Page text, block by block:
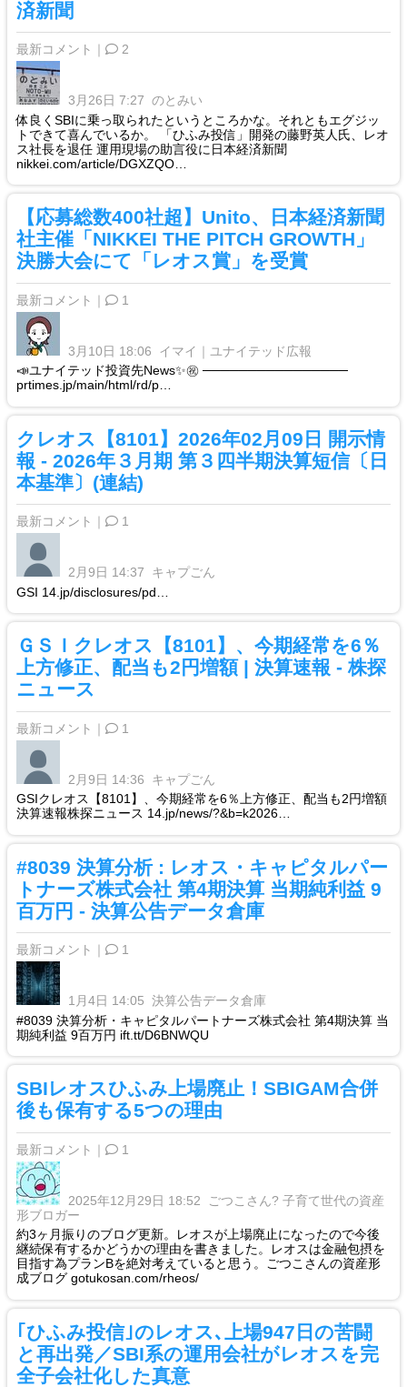
済新聞
最新コメント｜ 2
3月26日 7:27 のとみい
体良くSBIに乗っ取られたというところかな。それともエグジッ
トできて喜んでいるか。 「ひふみ投信」開発の藤野英人氏、レオ
ス社長を退任 運用現場の助言役に日本経済新聞
nikkei.com/article/DGXZQO…
【応募総数400社超】Unito、日本経済新聞
社主催「NIKKEI THE PITCH GROWTH」
決勝大会にて「レオス賞」を受賞
最新コメント｜ 1
3月10日 18:06
イマイ｜ユナイテッド広報
📣ユナイテッド投資先News✨㊗️ ────────────────
prtimes.jp/main/html/rd/p…
クレオス【8101】2026年02月09日 開示情
報 - 2026年３月期 第３四半期決算短信〔日
本基準〕(連結)
最新コメント｜ 1
2月9日 14:37
キャプごん
GSI 14.jp/disclosures/pd…
ＧＳＩクレオス【8101】、今期経常を6％
上方修正、配当も2円増額 | 決算速報 - 株探
ニュース
最新コメント｜ 1
2月9日 14:36
キャプごん
GSIクレオス【8101】、今期経常を6％上方修正、配当も2円増額
決算速報株探ニュース 14.jp/news/?&b=k2026…
#8039 決算分析 : レオス・キャピタルパー
トナーズ株式会社 第4期決算 当期純利益 9
百万円 - 決算公告データ倉庫
最新コメント｜ 1
1月4日 14:05 決算公告データ倉庫
#8039 決算分析・キャピタルパートナーズ株式会社 第4期決算 当
期純利益 9百万円 ift.tt/D6BNWQU
SBIレオスひふみ上場廃止！SBIGAM合併
後も保有する5つの理由
最新コメント｜ 1
2025年12月29日 18:52
ごつこさん? 子育て世代の資産
形ブロガー
約3ヶ月振りのブログ更新。レオスが上場廃止になったので今後
継続保有するかどうかの理由を書きました。レオスは金融包摂を
目指す為プランBを絶対考えていると思う。ごつこさんの資産形
成ブログ gotukosan.com/rheos/
｢ひふみ投信｣のレオス､上場947日の苦闘
と再出発／SBI系の運用会社がレオスを完
全子会社化した真意